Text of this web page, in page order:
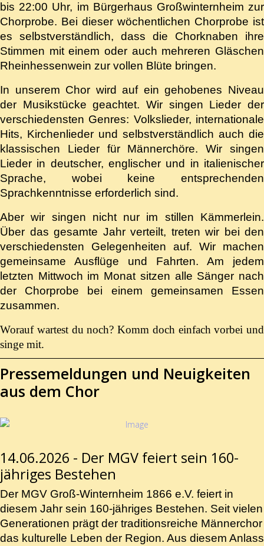
bis 22:00 Uhr, im Bürgerhaus Großwinternheim zur
Chorprobe. Bei dieser wöchentlichen Chorprobe ist
es selbstverständlich, dass die Chorknaben ihre
Stimmen mit einem oder auch mehreren Gläschen
Rheinhessenwein zur vollen Blüte bringen.
In unserem Chor wird auf ein gehobenes Niveau
der Musikstücke geachtet. Wir singen Lieder der
verschiedensten Genres: Volkslieder, internationale
Hits, Kirchenlieder und selbstverständlich auch die
klassischen Lieder für Männerchöre. Wir singen
Lieder in deutscher, englischer und in italienischer
Sprache, wobei keine entsprechenden
Sprachkenntnisse erforderlich sind.
Aber wir singen nicht nur im stillen Kämmerlein.
Über das gesamte Jahr verteilt, treten wir bei den
verschiedensten Gelegenheiten auf. Wir machen
gemeinsame Ausflüge und Fahrten. Am jedem
letzten Mittwoch im Monat sitzen alle Sänger nach
der Chorprobe bei einem gemeinsamen Essen
zusammen.
Worauf wartest du noch? Komm doch einfach vorbei und
singe mit.
Pressemeldungen und Neuigkeiten
aus dem Chor
14.06.2026 - Der MGV feiert sein 160-
jähriges Bestehen
Der MGV Groß-Winternheim 1866 e.V. feiert in
diesem Jahr sein 160-jähriges Bestehen. Seit vielen
Generationen prägt der traditionsreiche Männerchor
das kulturelle Leben der Region. Aus diesem Anlass